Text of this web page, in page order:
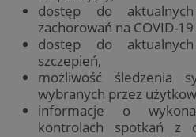
dostęp do
zachorowań na COVID-
dostęp do
szczepień,
możliwość śledzenia
wybranych przez
informacje o
kontrolach spotkań z